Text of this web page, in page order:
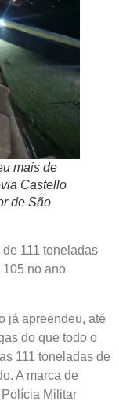
mais de
Castello
de São
111 toneladas
105 no ano
já apreendeu, até
do que todo o
111 toneladas de
A marca de
Militar